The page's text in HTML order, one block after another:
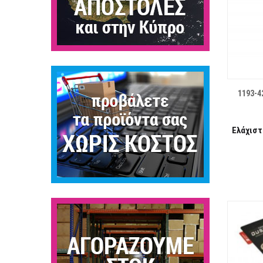
ΛΊΣΤΑ ΕΠΙΘΥΜΙΏΝ
1193-